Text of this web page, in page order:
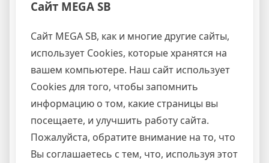
Сайт MEGA SB
Сайт MEGA SB, как и многие другие сайты,
использует Cookies, которые хранятся на
вашем компьютере. Наш сайт использует
Cookies для того, чтобы запомнить
информацию о том, какие страницы вы
посещаете, и улучшить работу сайта.
Пожалуйста, обратите внимание на то, что
Вы соглашаетесь с тем, что, используя этот